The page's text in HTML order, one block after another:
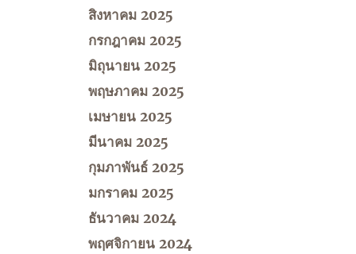
สิงหาคม 2025
กรกฎาคม 2025
มิถุนายน 2025
พฤษภาคม 2025
เมษายน 2025
มีนาคม 2025
กุมภาพันธ์ 2025
มกราคม 2025
ธันวาคม 2024
พฤศจิกายน 2024